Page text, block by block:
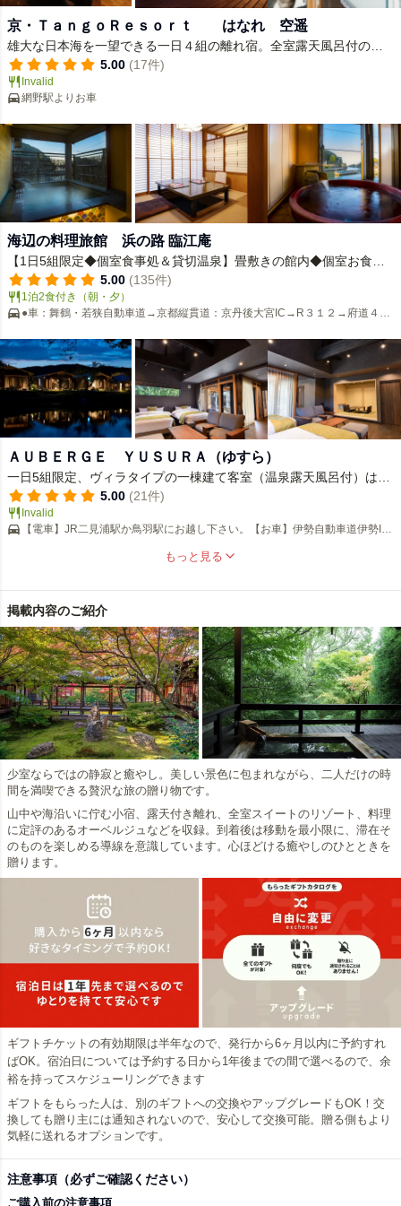
京・ＴａｎｇｏＲｅｓｏｒｔ はなれ 空遥
雄大な日本海を一望できる一日４組の離れ宿。全室露天風呂付の和
モダンな客室で大切な人と過ごす至福の時を
5.00 (17件)
Invalid
網野駅よりお車
海辺の料理旅館 浜の路 臨江庵
【1日5組限定◆個室食事処＆貸切温泉】畳敷きの館内◆個室お食事
処でゆったりと食事を堪能する料理旅館
5.00 (135件)
1泊2食付き（朝・夕）
●車：舞鶴・若狭自動車道→京都縦貫道：京丹後大宮IC→R３１２→府道４９
ＡＵＢＥＲＧＥ ＹＵＳＵＲＡ（ゆすら）
一日5組限定、ヴィラタイプの一棟建て客室（温泉露天風呂付）は完
全個室のプライベート空間
5.00 (21件)
Invalid
【電車】JR二見浦駅か鳥羽駅にお越し下さい。【お車】伊勢自動車道伊勢I.C
もっと見る
掲載内容のご紹介
少室ならではの静寂と癒やし。美しい景色に包まれながら、二人だけの時
間を満喫できる贅沢な旅の贈り物です。
山中や海沿いに佇む小宿、露天付き離れ、全室スイートのリゾート、料理
に定評のあるオーベルジュなどを収録。到着後は移動を最小限に、滞在そ
のものを楽しめる導線を意識しています。心ほどける癒やしのひとときを
贈ります。
ギフトチケットの有効期限は半年なので、発行から6ヶ月以内に予約すれ
ばOK。宿泊日については予約する日から1年後までの間で選べるので、余
裕を持ってスケジューリングできます
ギフトをもらった人は、別のギフトへの交換やアップグレードもOK！交
換しても贈り主には通知されないので、安心して交換可能。贈る側もより
気軽に送れるオプションです。
注意事項（必ずご確認ください）
ご購入前の注意事項